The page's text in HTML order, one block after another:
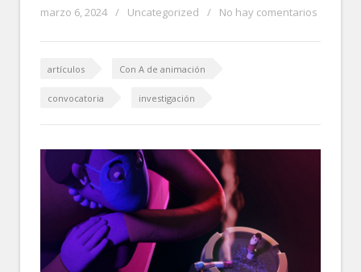
marzo 6, 2024 / Uncategorized / No hay comentarios
artículos Con A de animación
convocatoria investigación